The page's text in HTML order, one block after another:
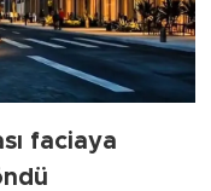
faciaya